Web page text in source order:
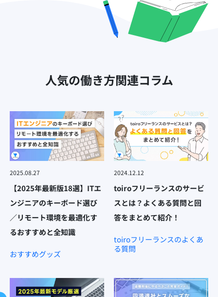
人気の働き方関連コラム
2025.08.27
【2025年最新版18選】ITエ
ンジニアのキーボード選び
／リモート環境を最適化す
るおすすめと全知識
おすすめグッズ
2024.12.12
toiroフリーランスのサービ
スとは？よくある質問と回
答をまとめて紹介！
toiroフリーランスのよくあ
る質問